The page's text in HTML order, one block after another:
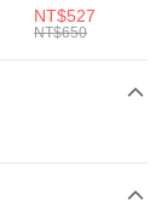
BA5871010
NT$527
NT$650